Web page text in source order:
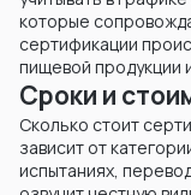
которые
сертификации
пищевой продукции
Сроки и
Сколько стоит
зависит от
испытаниях,